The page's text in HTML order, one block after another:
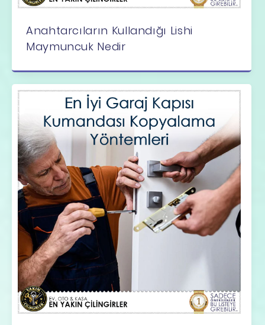
Anahtarcıların Kullandığı Lishi
Maymuncuk Nedir